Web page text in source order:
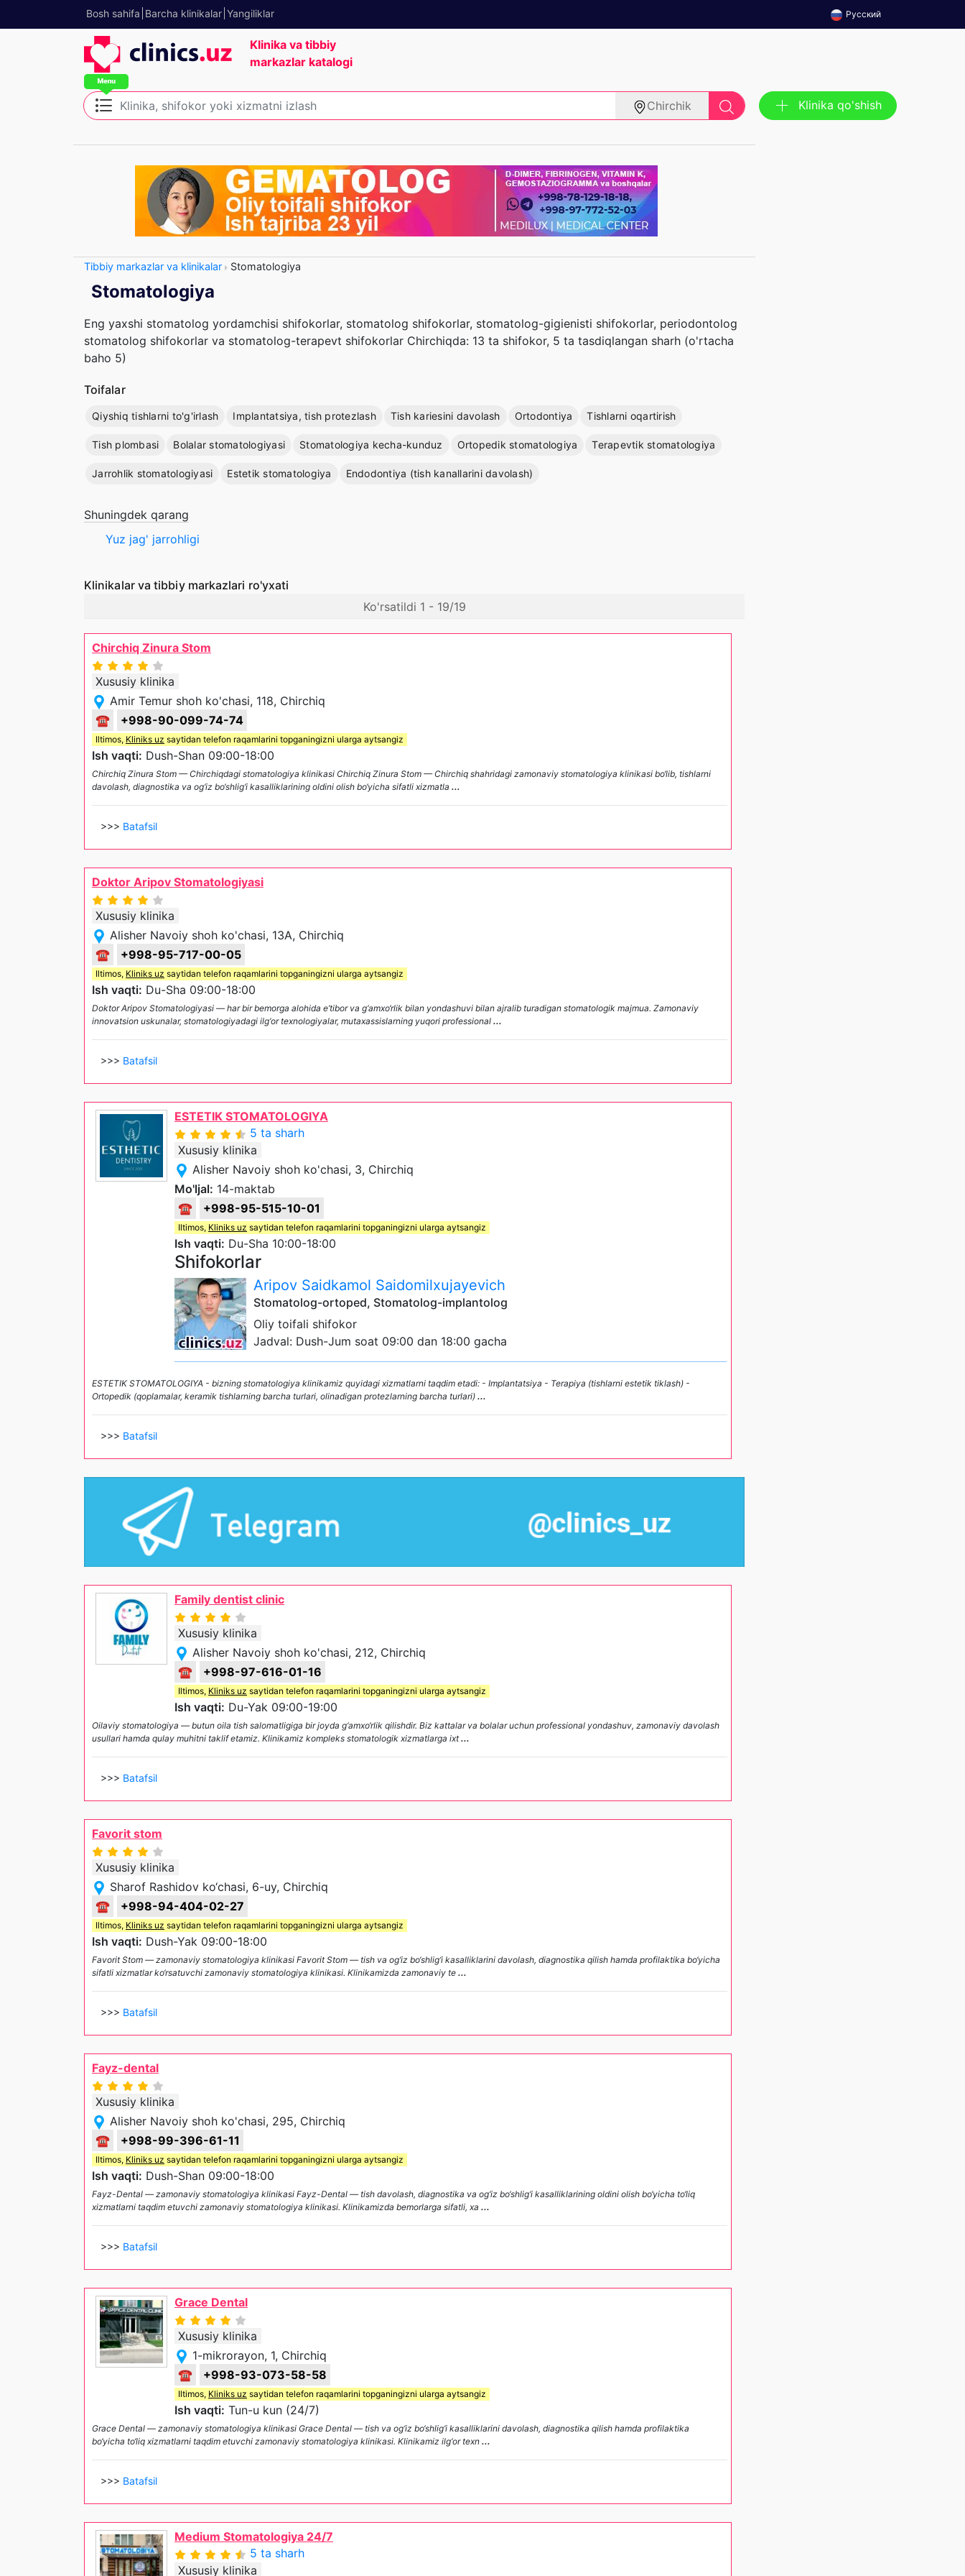
Bosh sahifa Barcha klinikalar Yangiliklar Русский
Klinika va tibbiy
markazlar katalogi
Chirchik Klinika qo'shish
Tibbiy markazlar va klinikalar Stomatologiya
Stomatologiya
Eng yaxshi stomatolog yordamchisi shifokorlar, stomatolog shifokorlar, stomatolog-gigienisti shifokorlar, periodontolog
stomatolog shifokorlar va stomatolog-terapevt shifokorlar Chirchiqda: 13 ta shifokor, 5 ta tasdiqlangan sharh (o'rtacha
baho 5)
Toifalar
Qiyshiq tishlarni to'g'irlash Implantatsiya, tish protezlash Tish kariesini davolash Ortodontiya Tishlarni oqartirish
Tish plombasi Bolalar stomatologiyasi Stomatologiya kecha-kunduz Ortopedik stomatologiya Terapevtik stomatologiya
Jarrohlik stomatologiyasi Estetik stomatologiya Endodontiya (tish kanallarini davolash)
Shuningdek qarang
Yuz jag' jarrohligi
Klinikalar va tibbiy markazlari ro'yxati
Ko'rsatildi 1 - 19/19
Chirchiq Zinura Stom
Xususiy klinika
Amir Temur shoh ko'chasi, 118, Chirchiq
☎
+998-90-099-74-74
Iltimos, Kliniks uz saytidan telefon raqamlarini topganingizni ularga aytsangiz
Ish vaqti: Dush-Shan 09:00-18:00
Chirchiq Zinura Stom — Chirchiqdagi stomatologiya klinikasi Chirchiq Zinura Stom — Chirchiq shahridagi zamonaviy stomatologiya klinikasi bo‘lib, tishlarni
davolash, diagnostika va og‘iz bo‘shlig‘i kasalliklarining oldini olish bo‘yicha sifatli xizmatla ...
>>> Batafsil
Doktor Aripov Stomatologiyasi
Xususiy klinika
Alisher Navoiy shoh ko'chasi, 13A, Chirchiq
☎
+998-95-717-00-05
Iltimos, Kliniks uz saytidan telefon raqamlarini topganingizni ularga aytsangiz
Ish vaqti: Du-Sha 09:00-18:00
Doktor Aripov Stomatologiyasi — har bir bemorga alohida e’tibor va g‘amxo‘rlik bilan yondashuvi bilan ajralib turadigan stomatologik majmua. Zamonaviy
innovatsion uskunalar, stomatologiyadagi ilg‘or texnologiyalar, mutaxassislarning yuqori professional ...
>>> Batafsil
ESTETIK STOMATOLOGIYA
5 ta sharh
Xususiy klinika
Alisher Navoiy shoh ko'chasi, 3, Chirchiq
Mo'ljal: 14-maktab
☎
+998-95-515-10-01
Iltimos, Kliniks uz saytidan telefon raqamlarini topganingizni ularga aytsangiz
Ish vaqti: Du-Sha 10:00-18:00
Shifokorlar
Aripov Saidkamol Saidomilxujayevich
Stomatolog-ortoped, Stomatolog-implantolog
Oliy toifali shifokor
Jadval: Dush-Jum soat 09:00 dan 18:00 gacha
ESTETIK STOMATOLOGIYA - bizning stomatologiya klinikamiz quyidagi xizmatlarni taqdim etadi: - Implantatsiya - Terapiya (tishlarni estetik tiklash) -
Ortopedik (qoplamalar, keramik tishlarning barcha turlari, olinadigan protezlarning barcha turlari) ...
>>> Batafsil
Family dentist clinic
Xususiy klinika
Alisher Navoiy shoh ko'chasi, 212, Chirchiq
☎
+998-97-616-01-16
Iltimos, Kliniks uz saytidan telefon raqamlarini topganingizni ularga aytsangiz
Ish vaqti: Du-Yak 09:00-19:00
Oilaviy stomatologiya — butun oila tish salomatligiga bir joyda g‘amxo‘rlik qilishdir. Biz kattalar va bolalar uchun professional yondashuv, zamonaviy davolash
usullari hamda qulay muhitni taklif etamiz. Klinikamiz kompleks stomatologik xizmatlarga ixt...
>>> Batafsil
Favorit stom
Xususiy klinika
Sharof Rashidov ko‘chasi, 6-uy, Chirchiq
☎
+998-94-404-02-27
Iltimos, Kliniks uz saytidan telefon raqamlarini topganingizni ularga aytsangiz
Ish vaqti: Dush-Yak 09:00-18:00
Favorit Stom — zamonaviy stomatologiya klinikasi Favorit Stom — tish va og‘iz bo‘shlig‘i kasalliklarini davolash, diagnostika qilish hamda profilaktika bo‘yicha
sifatli xizmatlar ko‘rsatuvchi zamonaviy stomatologiya klinikasi. Klinikamizda zamonaviy te ...
>>> Batafsil
Fayz-dental
Xususiy klinika
Alisher Navoiy shoh ko'chasi, 295, Chirchiq
☎
+998-99-396-61-11
Iltimos, Kliniks uz saytidan telefon raqamlarini topganingizni ularga aytsangiz
Ish vaqti: Dush-Shan 09:00-18:00
Fayz-Dental — zamonaviy stomatologiya klinikasi Fayz-Dental — tish davolash, diagnostika va og‘iz bo‘shlig‘i kasalliklarining oldini olish bo‘yicha to‘liq
xizmatlarni taqdim etuvchi zamonaviy stomatologiya klinikasi. Klinikamizda bemorlarga sifatli, xa ...
>>> Batafsil
Grace Dental
Xususiy klinika
1-mikrorayon, 1, Chirchiq
☎
+998-93-073-58-58
Iltimos, Kliniks uz saytidan telefon raqamlarini topganingizni ularga aytsangiz
Ish vaqti: Tun-u kun (24/7)
Grace Dental — zamonaviy stomatologiya klinikasi Grace Dental — tish va og‘iz bo‘shlig‘i kasalliklarini davolash, diagnostika qilish hamda profilaktika
bo‘yicha to‘liq xizmatlarni taqdim etuvchi zamonaviy stomatologiya klinikasi. Klinikamiz ilg‘or texn ...
>>> Batafsil
Medium Stomatologiya 24/7
5 ta sharh
Xususiy klinika